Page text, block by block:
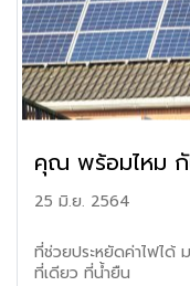
คุณ พร้อมไหม
25 มิ.ย. 2564
ที่ช่วยประหยัดค่าไฟได้
ที่เดียว ที่น้ำยืน